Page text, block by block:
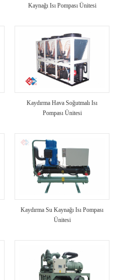
Kaynağı Isı Pompası Ünitesi
Kaydırma Hava Soğutmalı Isı
Pompası Ünitesi
Kaydırma Su Kaynağı Isı Pompası
Ünitesi